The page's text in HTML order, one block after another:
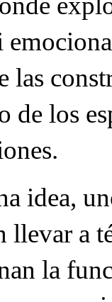
las
de los
idea,
llevar a
la